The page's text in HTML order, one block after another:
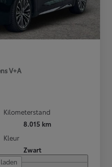
V+A
Kilometerstand
8.015 km
Kleur
Zwart